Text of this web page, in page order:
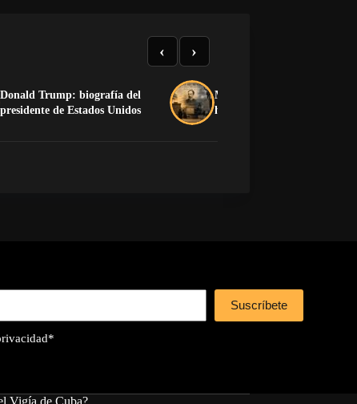
Donald Trump: biografía del
presidente de Estados Unidos
Martí y la peligrosa
héroes
‹ ›
Suscríbete
*
Vigía de Cuba?